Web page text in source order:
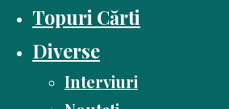
Topuri Cărti
Diverse
Interviuri